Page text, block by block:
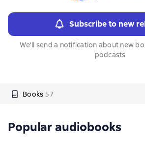
Subscribe to new
We'll send a notification about new
podcasts
Books 57
Popular audiobooks